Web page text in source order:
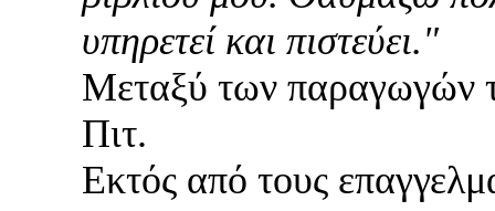
υπηρετεί και πιστεύει."
Μεταξύ των παραγωγών
Πιτ.
Εκτός από τους